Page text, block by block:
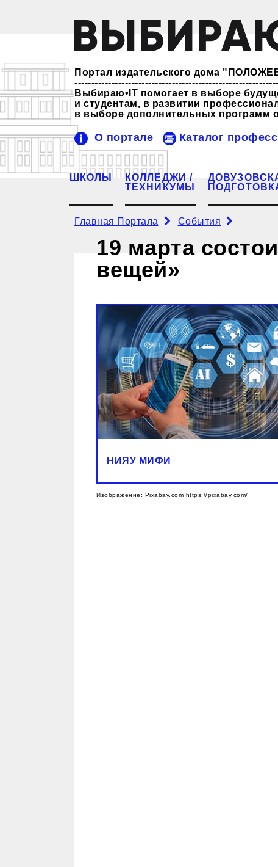
Портал издательского дома
Выбираю•IT помогает в выборе
и студентам, в развитии
в выборе дополнительных программ
О портале Каталог
ШКОЛЫ
КОЛЛЕДЖИ /
ТЕХНИКУМЫ
Главная Портала События
19 марта
вещей»
НИЯУ МИФИ
Изображение: Pixabay.com https://pixabay.com/